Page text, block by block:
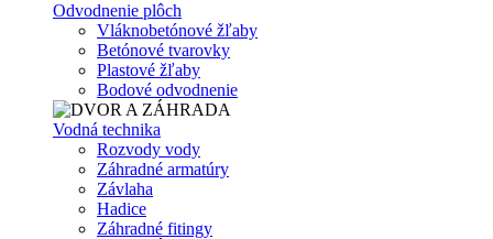
Odvodnenie plôch
Vláknobetónové žľaby
Betónové tvarovky
Plastové žľaby
Bodové odvodnenie
Vodná technika
Rozvody vody
Záhradné armatúry
Závlaha
Hadice
Záhradné fitingy